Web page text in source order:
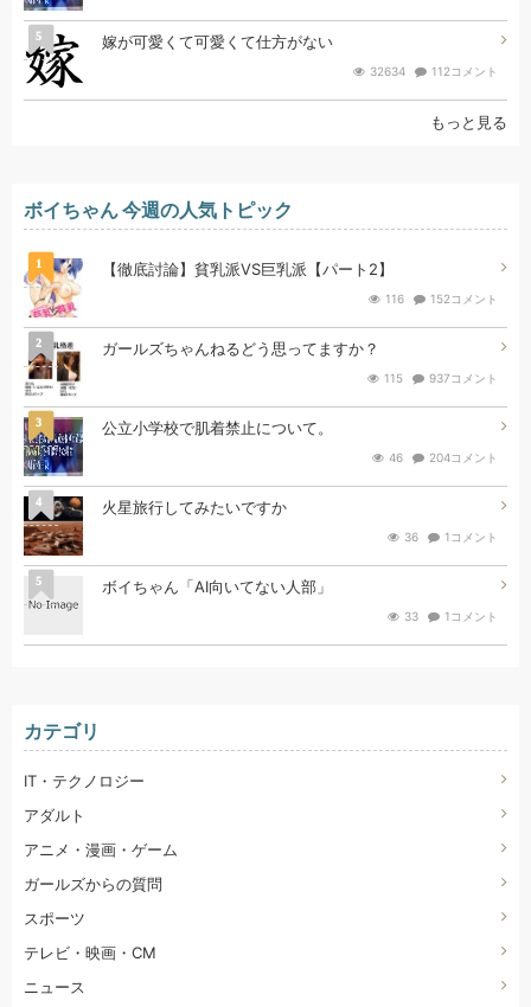
5 嫁が可愛くて可愛くて仕方がない
32634 112コメント
もっと見る
ボイちゃん 今週の人気トピック
1 【徹底討論】貧乳派VS巨乳派【パート2】
116 152コメント
2 ガールズちゃんねるどう思ってますか？
115 937コメント
3 公立小学校で肌着禁止について。
46 204コメント
4 火星旅行してみたいですか
36 1コメント
5 ボイちゃん「AI向いてない人部」
33 1コメント
カテゴリ
IT・テクノロジー
アダルト
アニメ・漫画・ゲーム
ガールズからの質問
スポーツ
テレビ・映画・CM
ニュース